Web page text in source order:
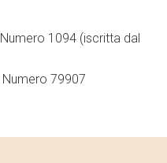
Numero 1094 (iscritta dal
Numero 79907